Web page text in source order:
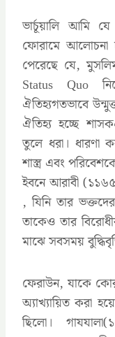
ভার্চূয়ালি আমি
ফোরামে
পেরেছে যে,
Status Quo
ঐতিহ্যগতভাবে
ঐতিহ্য হচ্ছে
তুলে ধরা। ধারণা
শাস্ত্র এবং
ইবনে আরাবী
, যিনি তার
তাকেও তার
মাঝে সবসময়
ফেরাউন, যাকে
অ্যাখ্যায়িত করা
ছিলো।